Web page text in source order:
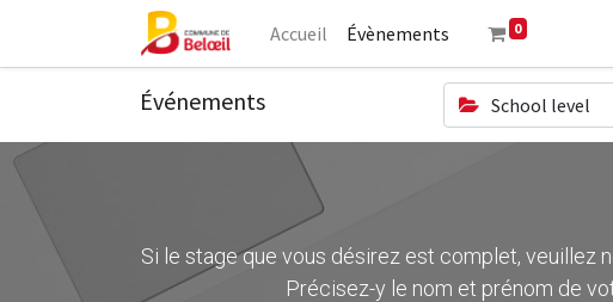
Accueil Évènements 0
Événements School level
Si le stage que vous désirez est complet, veuillez
Précisez-y le nom et prénom de